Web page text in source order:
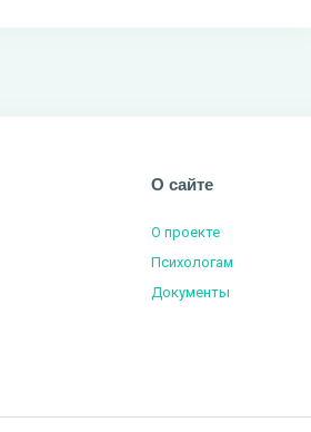
О сайте
О проекте
Психологам
Документы